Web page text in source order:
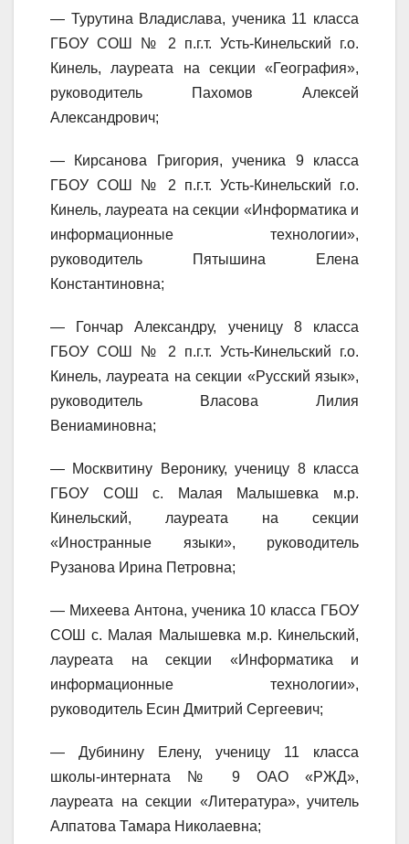
— Турутина Владислава, ученика 11 класса
ГБОУ СОШ № 2 п.г.т. Усть-Кинельский г.о.
Кинель, лауреата на секции «География»,
руководитель Пахомов Алексей
Александрович;
— Кирсанова Григория, ученика 9 класса
ГБОУ СОШ № 2 п.г.т. Усть-Кинельский г.о.
Кинель, лауреата на секции «Информатика и
информационные технологии»,
руководитель Пятышина Елена
Константиновна;
— Гончар Александру, ученицу 8 класса
ГБОУ СОШ № 2 п.г.т. Усть-Кинельский г.о.
Кинель, лауреата на секции «Русский язык»,
руководитель Власова Лилия
Вениаминовна;
— Москвитину Веронику, ученицу 8 класса
ГБОУ СОШ с. Малая Малышевка м.р.
Кинельский, лауреата на секции
«Иностранные языки», руководитель
Рузанова Ирина Петровна;
— Михеева Антона, ученика 10 класса ГБОУ
СОШ с. Малая Малышевка м.р. Кинельский,
лауреата на секции «Информатика и
информационные технологии»,
руководитель Есин Дмитрий Сергеевич;
— Дубинину Елену, ученицу 11 класса
школы-интерната № 9 ОАО «РЖД»,
лауреата на секции «Литература», учитель
Алпатова Тамара Николаевна;